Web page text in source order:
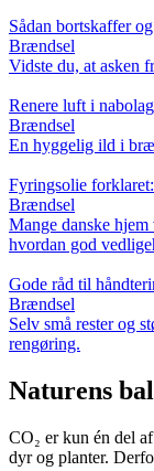
Sådan bortskaffer
Brændsel
Vidste du, at asken
Renere luft i
Brændsel
En hyggelig ild i
Fyringsolie
Brændsel
Mange danske
hvordan god
Gode råd til
Brændsel
Selv små rester og
rengøring.
Naturens
CO₂ er kun én del
dyr og planter.